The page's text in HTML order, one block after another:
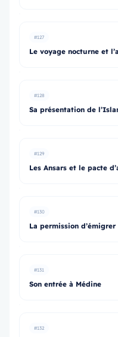
#127
Le voyage nocturne et
#128
Sa présentation de
#129
Les Ansars et le pacte
#130
La permission d’émigrer
#131
Son entrée à Médine
#132